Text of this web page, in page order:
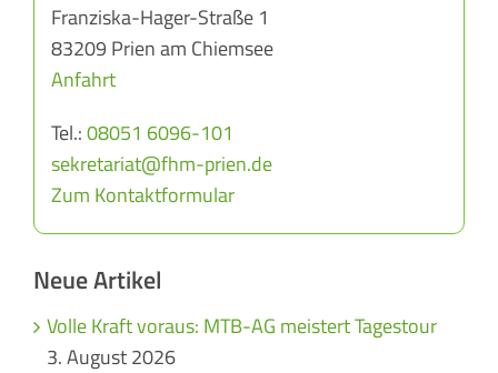
Franziska-Hager-Straße 1
83209 Prien am Chiemsee
Anfahrt
Tel.:08051 6096-101
sekretariat@fhm-prien.de
Zum Kontaktformular
Neue Artikel
Volle Kraft voraus: MTB-AG meistert Tagestour
3. August 2026